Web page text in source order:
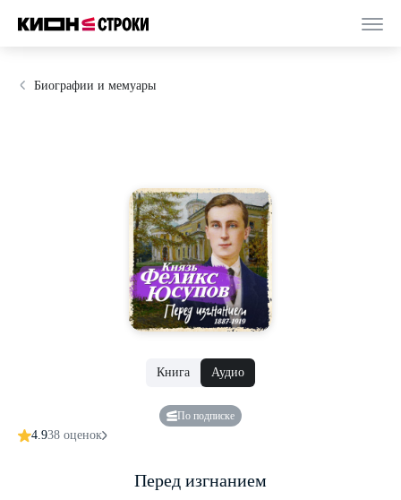
Биографии и мемуары
Книга Аудио
По подписке
4.938 оценок
Перед изгнанием